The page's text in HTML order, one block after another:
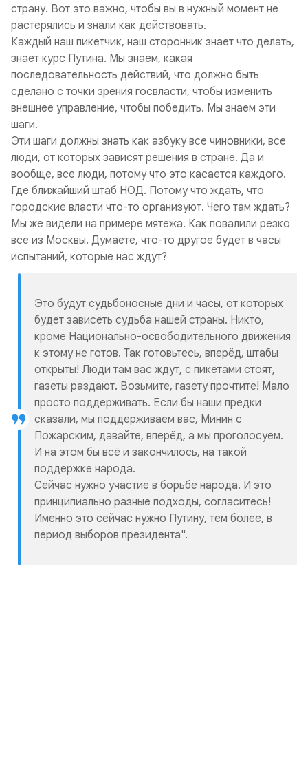
страну. Вот это важно, чтобы вы в нужный момент не
растерялись и знали как действовать.
Каждый наш пикетчик, наш сторонник знает что делать,
знает курс Путина. Мы знаем, какая
последовательность действий, что должно быть
сделано с точки зрения госвласти, чтобы изменить
внешнее управление, чтобы победить. Мы знаем эти
шаги.
Эти шаги должны знать как азбуку все чиновники, все
люди, от которых зависят решения в стране. Да и
вообще, все люди, потому что это касается каждого.
Где ближайший штаб НОД. Потому что ждать, что
городские власти что-то организуют. Чего там ждать?
Мы же видели на примере мятежа. Как повалили резко
все из Москвы. Думаете, что-то другое будет в часы
испытаний, которые нас ждут?
Это будут судьбоносные дни и часы, от которых
будет зависеть судьба нашей страны. Никто,
кроме Национально-освободительного движения
к этому не готов. Так готовьтесь, вперёд, штабы
открыты! Люди там вас ждут, с пикетами стоят,
газеты раздают. Возьмите, газету прочтите! Мало
просто поддерживать. Если бы наши предки
сказали, мы поддерживаем вас, Минин с
Пожарским, давайте, вперёд, а мы проголосуем.
И на этом бы всё и закончилось, на такой
поддержке народа.
Сейчас нужно участие в борьбе народа. И это
принципиально разные подходы, согласитесь!
Именно это сейчас нужно Путину, тем более, в
период выборов президента".